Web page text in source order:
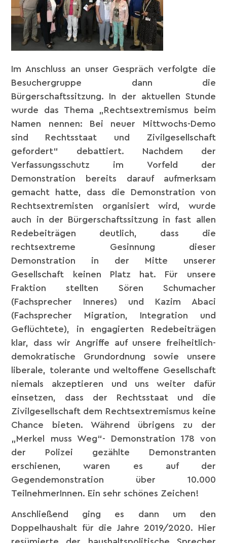
Im Anschluss an unser Gespräch verfolgte die
Besuchergruppe dann die
Bürgerschaftssitzung. In der aktuellen Stunde
wurde das Thema „Rechtsextremismus beim
Namen nennen: Bei neuer Mittwochs-Demo
sind Rechtsstaat und Zivilgesellschaft
gefordert“ debattiert. Nachdem der
Verfassungsschutz im Vorfeld der
Demonstration bereits darauf aufmerksam
gemacht hatte, dass die Demonstration von
Rechtsextremisten organisiert wird, wurde
auch in der Bürgerschaftssitzung in fast allen
Redebeiträgen deutlich, dass die
rechtsextreme Gesinnung dieser
Demonstration in der Mitte unserer
Gesellschaft keinen Platz hat. Für unsere
Fraktion stellten Sören Schumacher
(Fachsprecher Inneres) und Kazim Abaci
(Fachsprecher Migration, Integration und
Geflüchtete), in engagierten Redebeiträgen
klar, dass wir Angriffe auf unsere freiheitlich-
demokratische Grundordnung sowie unsere
liberale, tolerante und weltoffene Gesellschaft
niemals akzeptieren und uns weiter dafür
einsetzen, dass der Rechtsstaat und die
Zivilgesellschaft dem Rechtsextremismus keine
Chance bieten. Während übrigens zu der
„Merkel muss Weg“- Demonstration 178 von
der Polizei gezählte Demonstranten
erschienen, waren es auf der
Gegendemonstration über 10.000
TeilnehmerInnen. Ein sehr schönes Zeichen!
Anschließend ging es dann um den
Doppelhaushalt für die Jahre 2019/2020. Hier